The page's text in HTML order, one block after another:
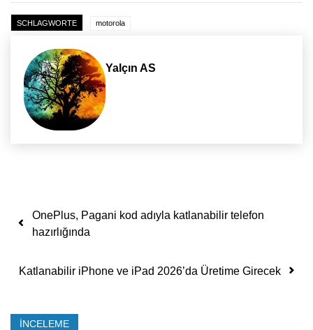
SCHLAGWORTE motorola
Yalçın AS
Yazı dolaşımı
OnePlus, Pagani kod adıyla katlanabilir telefon
hazırlığında
Katlanabilir iPhone ve iPad 2026’da Üretime Girecek
İNCELEME